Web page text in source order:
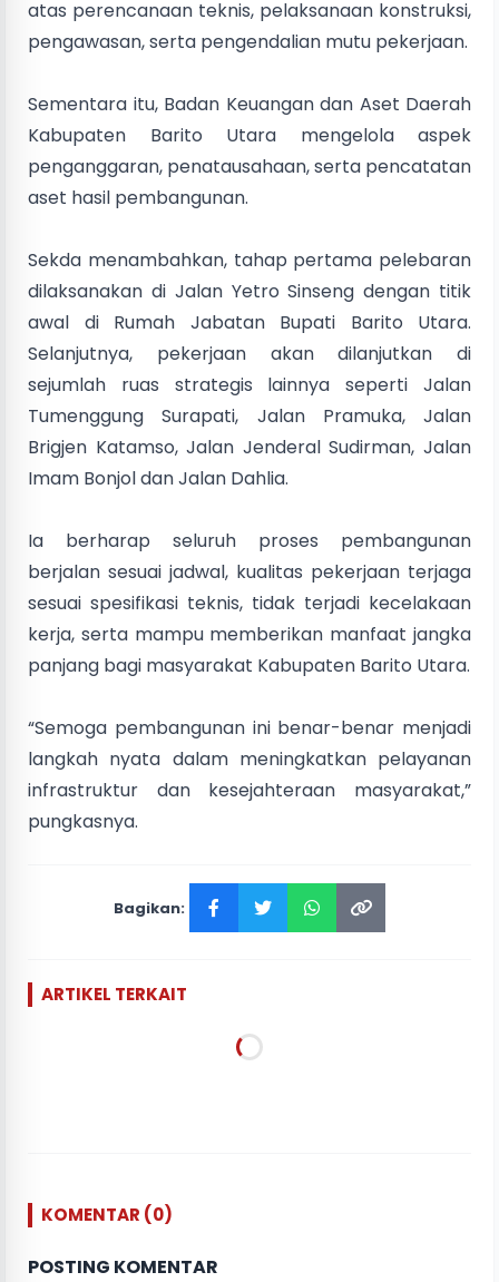
atas perencanaan teknis, pelaksanaan konstruksi,
pengawasan, serta pengendalian mutu pekerjaan.
Sementara itu, Badan Keuangan dan Aset Daerah
Kabupaten Barito Utara mengelola aspek
penganggaran, penatausahaan, serta pencatatan
aset hasil pembangunan.
Sekda menambahkan, tahap pertama pelebaran
dilaksanakan di Jalan Yetro Sinseng dengan titik
awal di Rumah Jabatan Bupati Barito Utara.
Selanjutnya, pekerjaan akan dilanjutkan di
sejumlah ruas strategis lainnya seperti Jalan
Tumenggung Surapati, Jalan Pramuka, Jalan
Brigjen Katamso, Jalan Jenderal Sudirman, Jalan
Imam Bonjol dan Jalan Dahlia.
Ia berharap seluruh proses pembangunan
berjalan sesuai jadwal, kualitas pekerjaan terjaga
sesuai spesifikasi teknis, tidak terjadi kecelakaan
kerja, serta mampu memberikan manfaat jangka
panjang bagi masyarakat Kabupaten Barito Utara.
“Semoga pembangunan ini benar-benar menjadi
langkah nyata dalam meningkatkan pelayanan
infrastruktur dan kesejahteraan masyarakat,”
pungkasnya.
Bagikan:
ARTIKEL TERKAIT
KOMENTAR (0)
POSTING KOMENTAR